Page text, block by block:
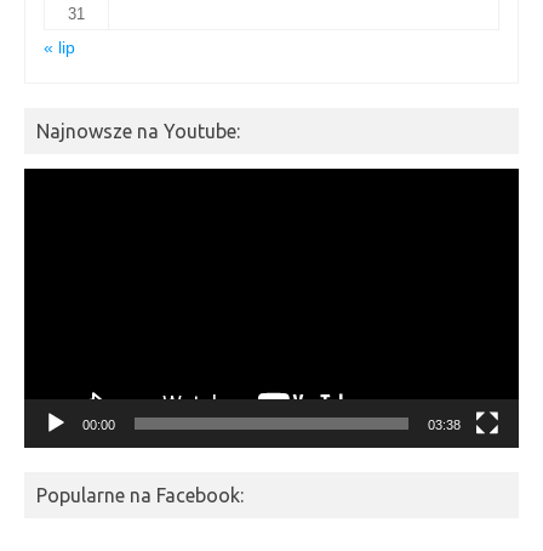
31
« lip
Najnowsze na Youtube:
00:00 03:38
Popularne na Facebook: